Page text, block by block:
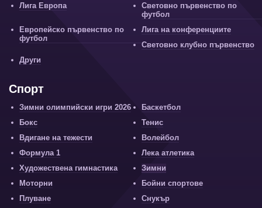
Лига Европа
Световно първенство по
футбол
Европейско първенство по
футбол
Лига на конференциите
Световно клубно първенство
Други
Спорт
Зимни олимпийски игри 2026
Баскетбол
Бокс
Тенис
Вдигане на тежести
Волейбол
Формула 1
Лека атлетика
Художествена гимнастика
Зимни
Моторни
Бойни спортове
Плуване
Снукър